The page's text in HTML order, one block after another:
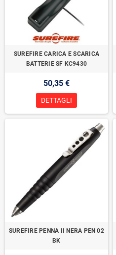
SUREFIRE CARICA E SCARICA
BATTERIE SF KC9430
50,35 €
DETTAGLI
SUREFIRE PENNA II NERA PEN 02
BK